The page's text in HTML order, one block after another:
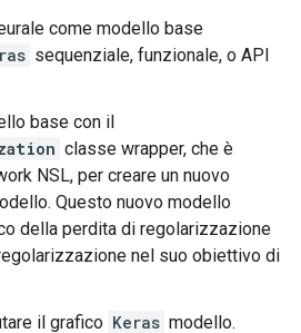
come modello base
sequenziale, funzionale, o API
base con il
classe wrapper, che è
NSL, per creare un nuovo
Questo nuovo modello
della perdita di regolarizzazione
nel suo obiettivo di
il grafico Keras modello.